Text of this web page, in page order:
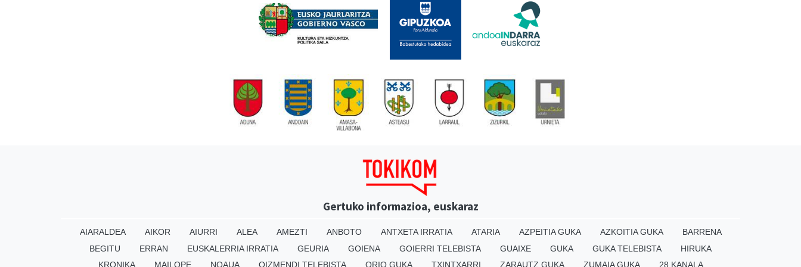
Gertuko informazioa, euskaraz
AIARALDEA AIKOR AIURRI ALEA AMEZTI ANBOTO ANTXETA IRRATIA ATARIA AZPEITIA GUKA AZKOITIA GUKA
BARRENA
BEGITU
ERRAN EUSKALERRIA IRRATIA GEURIA GOIENA GOIERRI TELEBISTA GUAIXE GUKA GUKA TELEBISTA
HIRUKA
KRONIKA
MAILOPE NOAUA OIZMENDI TELEBISTA ORIO GUKA TXINTXARRI ZARAUTZ GUKA ZUMAIA GUKA 28 KANALA